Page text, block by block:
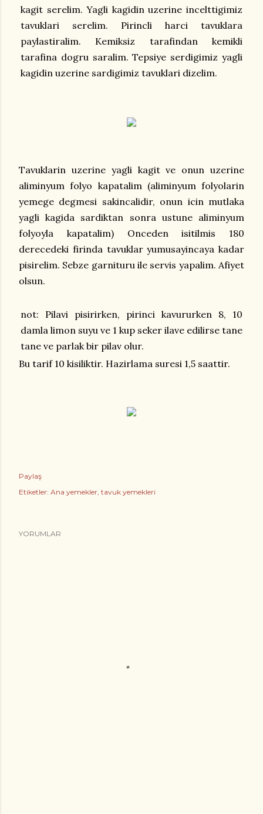
kagit serelim. Yagli kagidin uzerine incelttigimiz
tavuklari serelim. Pirincli harci tavuklara
paylastiralim. Kemiksiz tarafindan kemikli
tarafina dogru saralim. Tepsiye serdigimiz yagli
kagidin uzerine sardigimiz tavuklari dizelim.
Tavuklarin uzerine yagli kagit ve onun uzerine
aliminyum folyo kapatalim (aliminyum folyolarin
yemege degmesi sakincalidir, onun icin mutlaka
yagli kagida sardiktan sonra ustune aliminyum
folyoyla kapatalim) Onceden isitilmis 180
derecedeki firinda tavuklar yumusayincaya kadar
pisirelim. Sebze garnituru ile servis yapalim. Afiyet
olsun.
not: Pilavi pisirirken, pirinci kavururken 8, 10
damla limon suyu ve 1 kup seker ilave edilirse tane
tane ve parlak bir pilav olur.
Bu tarif 10 kisiliktir. Hazirlama suresi 1,5 saattir.
Paylaş
Etiketler: Ana yemekler tavuk yemekleri
YORUMLAR